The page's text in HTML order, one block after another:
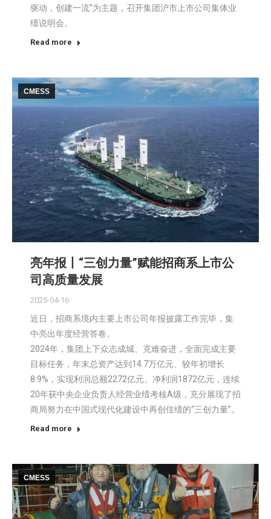
驱动，创建一流”为主题，召开集团沪市上市公司集体业
绩说明会。
Read more
CMESS
亮年报丨“三创力量”赋能招商系上市公
司高质量发展
2025-04-16
近日，招商系境内主要上市公司年报披露工作完毕，集
中亮出年度经营答卷。
2024年，集团上下众志成城、克难奋进，全面完成主要
目标任务，年末总资产达到14.7万亿元、较年初增长
8.9%，实现利润总额2272亿元、净利润1872亿元，连续
20年获中央企业负责人经营业绩考核A级，充分展现了招
商局努力在中国式现代化建设中再创佳绩的“三创力量”。
Read more
CMESS